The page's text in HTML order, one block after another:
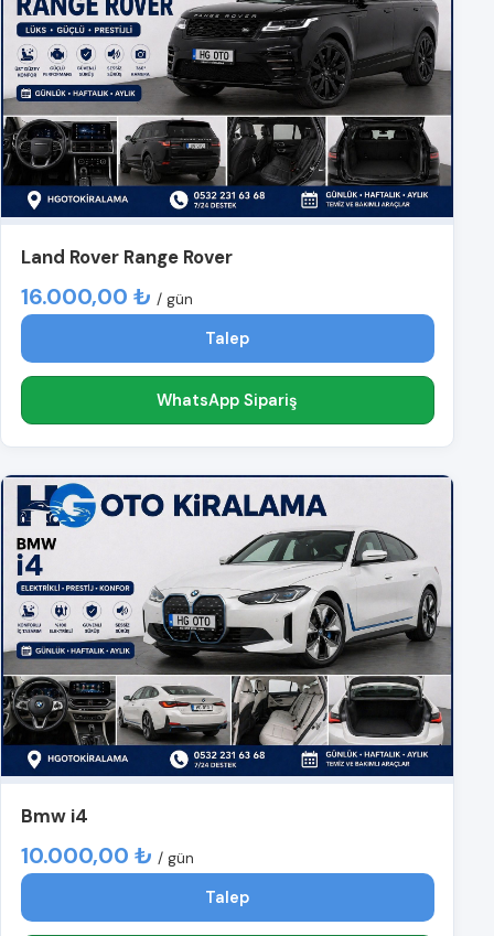
Land Rover Range Rover
16.000,00 ₺ / gün
Talep
WhatsApp Sipariş
Bmw i4
10.000,00 ₺ / gün
Talep